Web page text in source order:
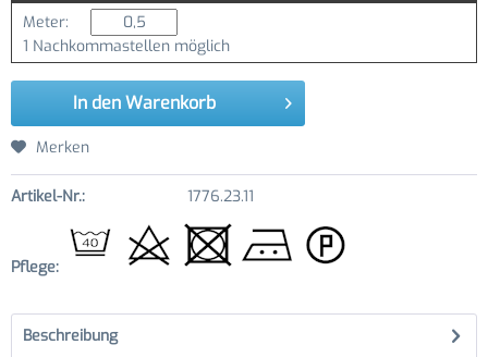
Meter:
1 Nachkommastellen möglich
In den Warenkorb
Merken
Artikel-Nr.: 1776.23.11
Pflege:
Beschreibung